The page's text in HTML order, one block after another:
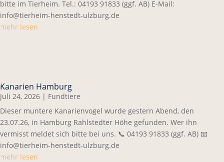
bitte im Tierheim. Tel.: 04193 91833 (ggf. AB) E-Mail:
info@tierheim-henstedt-ulzburg.de
mehr lesen
Kanarien Hamburg
Juli 24, 2026 | Fundtiere
Dieser muntere Kanarienvogel wurde gestern Abend, den
23.07.26, in Hamburg Rahlstedter Höhe gefunden. Wer ihn
vermisst meldet sich bitte bei uns. 📞 04193 91833 (ggf. AB) 📧
info@tierheim-henstedt-ulzburg.de
mehr lesen